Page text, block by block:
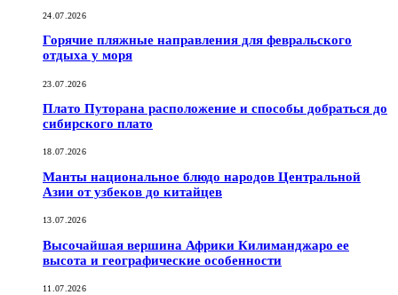
24.07.2026
Горячие пляжные направления для февральского
отдыха у моря
23.07.2026
Плато Путорана расположение и способы добраться до
сибирского плато
18.07.2026
Манты национальное блюдо народов Центральной
Азии от узбеков до китайцев
13.07.2026
Высочайшая вершина Африки Килиманджаро ее
высота и географические особенности
11.07.2026